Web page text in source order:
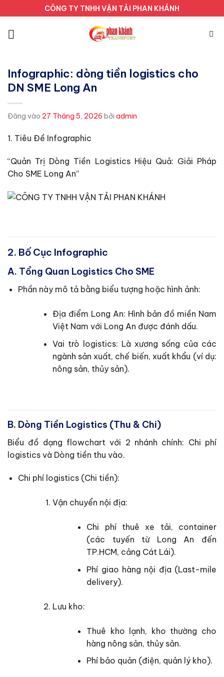
qua
nội
CÔNG TY TNHH VẬN TẢI PHAN KHÁNH
Infographic: dòng tiền logistics cho
DN SME Long An
Đăng vào 27 Tháng 5, 2026 bởi admin
1. Tiêu Đề Infographic
“Quản Trị Dòng Tiền Logistics Hiệu Quả: Giải Pháp
Cho SME Long An”
2. Bố Cục Infographic
A. Tổng Quan Logistics Cho SME
Phần này mô tả bằng biểu tượng hoặc hình ảnh:
Địa điểm Long An: Hình bản đồ miền Nam
Việt Nam với Long An được đánh dấu.
Vai trò logistics: Là xương sống của các
ngành sản xuất, chế biến, xuất khẩu (ví dụ:
nông sản, thủy sản).
B. Dòng Tiền Logistics (Thu & Chi)
Biểu đồ dạng flowchart với 2 nhánh chính: Chi phí
logistics và Dòng tiền thu vào.
Chi phí logistics (Chi tiền):
Vận chuyển nội địa:
Chi phí thuê xe tải, container
(các tuyến từ Long An đến
TP.HCM, cảng Cát Lái).
Phí giao hàng nội địa (Last-mile
delivery).
Lưu kho:
Thuê kho lạnh, kho thường cho
hàng nông sản, thủy sản.
Phí bảo quản (điện, quản lý kho).